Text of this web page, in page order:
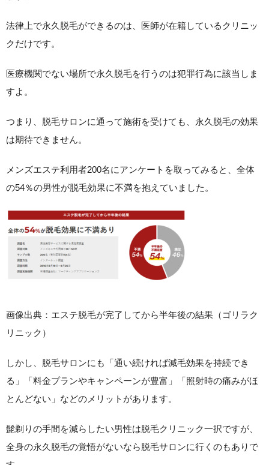
法律上で永久脱毛ができるのは、医師が在籍しているクリニッ
クだけです。
医療機関でない場所で永久脱毛を行うのは犯罪行為に該当しま
すよ。
つまり、脱毛サロンに通って施術を受けても、永久脱毛の効果
は期待できません。
メンズエステ利用者200名にアンケートを取ってみると、全体
の54％の男性が脱毛効果に不満を抱えていました。
画像出典：エステ脱毛が完了してから半年後の結果（ゴリラク
リニック）
しかし、脱毛サロンにも
「通い続ければ減毛効果を持続でき
る」「料金プランやキャンペーンが豊富」「照射時の痛みがほ
とんどない」 などのメリットがあります。
髭剃りの手間を減らしたい男性は脱毛クリニック一択ですが、
全身の永久脱毛の覚悟がないなら脱毛サロンに行くのもありで